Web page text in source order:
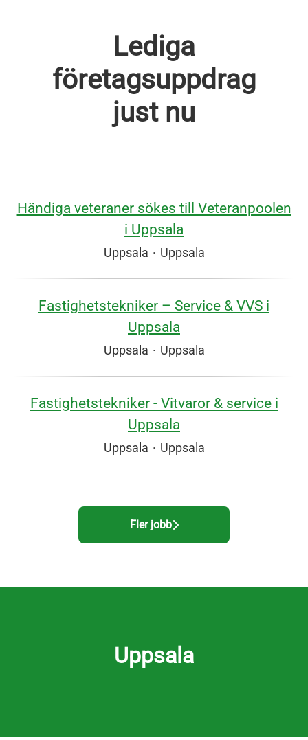
Lediga
företagsuppdrag
just nu
Händiga veteraner sökes till Veteranpoolen
i Uppsala
Uppsala · Uppsala
Fastighetstekniker – Service & VVS i
Uppsala
Uppsala · Uppsala
Fastighetstekniker - Vitvaror & service i
Uppsala
Uppsala · Uppsala
Fler jobb
Uppsala